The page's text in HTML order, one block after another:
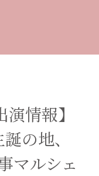
情報】
の地、
マルシェ